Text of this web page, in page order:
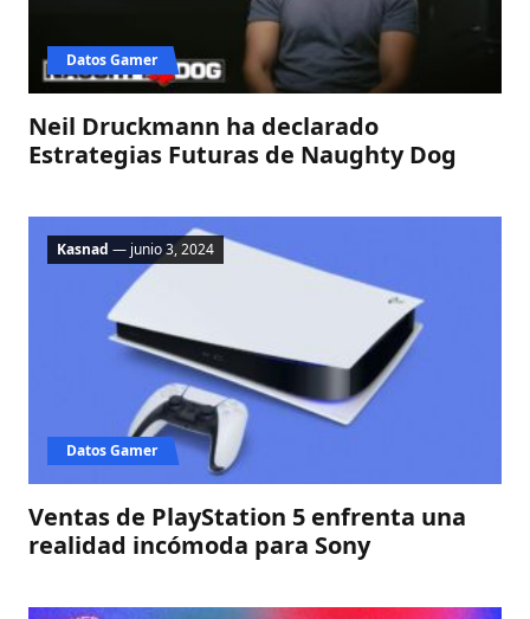
Neil Druckmann ha declarado
Estrategias Futuras de Naughty Dog
Datos Gamer
Ventas de PlayStation 5 enfrenta una
realidad incómoda para Sony​
Datos Gamer
Kasnad — junio 3, 2024